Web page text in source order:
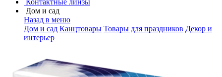
Контактные линзы
Дом и сад
Назад в меню
Дом и сад Канцтовары Товары для праздников Декор и
интерьер